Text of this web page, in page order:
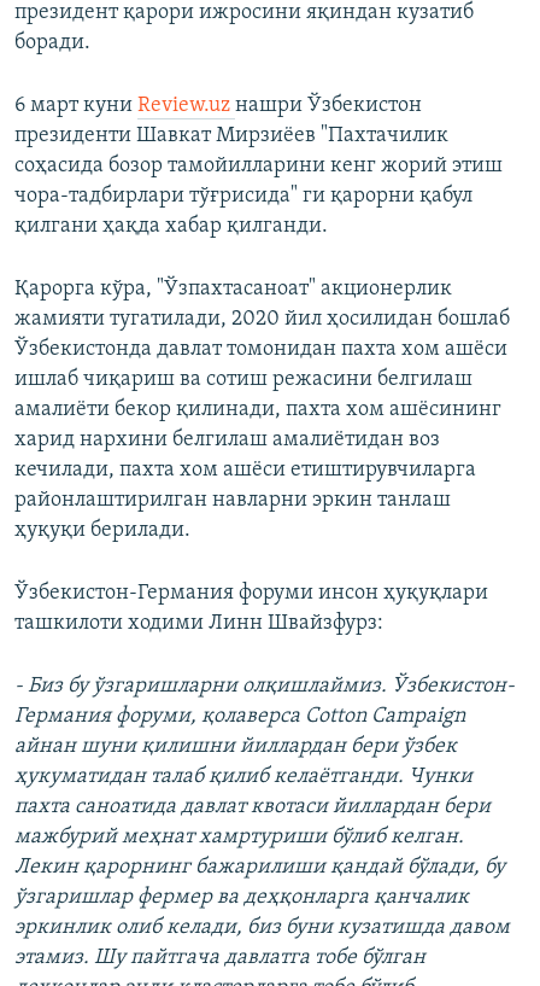
президент қарори ижросини яқиндан кузатиб
боради.
6 март куни Review.uz нашри Ўзбекистон
президенти Шавкат Мирзиёев "Пахтачилик
соҳасида бозор тамойилларини кенг жорий этиш
чора-тадбирлари тўғрисида" ги қарорни қабул
қилгани ҳақда хабар қилганди.
Қарорга кўра, "Ўзпахтасаноат" акционерлик
жамияти тугатилади, 2020 йил ҳосилидан бошлаб
Ўзбекистонда давлат томонидан пахта хом ашёси
ишлаб чиқариш ва сотиш режасини белгилаш
амалиёти бекор қилинади, пахта хом ашёсининг
харид нархини белгилаш амалиётидан воз
кечилади, пахта хом ашёси етиштирувчиларга
районлаштирилган навларни эркин танлаш
ҳуқуқи берилади.
Ўзбекистон-Германия форуми инсон ҳуқуқлари
ташкилоти ходими Линн Швайзфурз:
- Биз бу ўзгаришларни олқишлаймиз. Ўзбекистон-
Германия форуми, қолаверса Cotton Campaign
айнан шуни қилишни йиллардан бери ўзбек
ҳукуматидан талаб қилиб келаётганди. Чунки
пахта саноатида давлат квотаси йиллардан бери
мажбурий меҳнат хамртуриши бўлиб келган.
Лекин қарорнинг бажарилиши қандай бўлади, бу
ўзгаришлар фермер ва деҳқонларга қанчалик
эркинлик олиб келади, биз буни кузатишда давом
этамиз. Шу пайтгача давлатга тобе бўлган